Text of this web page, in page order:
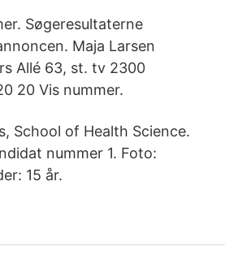
Søgeresultaterne
Maja Larsen
Allé 63, st. tv 2300
20 Vis nummer.
School of Health Science.
nummer 1. Foto:
15 år.